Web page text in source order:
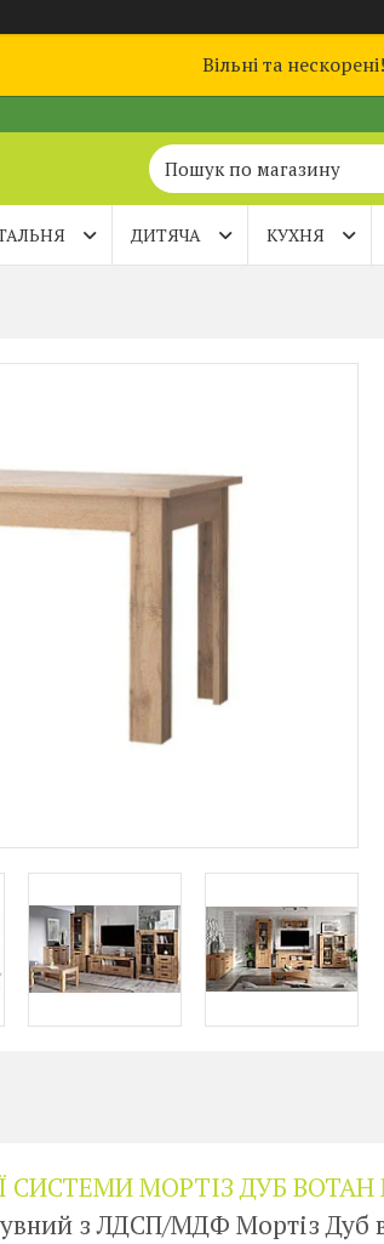
Вільні та нескорені!
ДИТЯЧА КУХНЯ
МОРТІЗ ДУБ ВОТАН
з ЛДСП/МДФ Мортіз Дуб